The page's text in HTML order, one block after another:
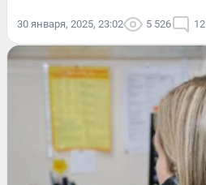
30 января, 2025, 23:02 5 526 12